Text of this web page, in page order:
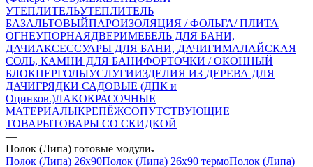
УТЕПЛИТЕЛЬУТЕПЛИТЕЛЬ
БАЗАЛЬТОВЫЙПАРОИЗОЛЯЦИЯ / ФОЛЬГА/ ПЛИТА
ОГНЕУПОРНАЯДВЕРИМЕБЕЛЬ ДЛЯ БАНИ,
ДАЧИАКСЕССУАРЫ ДЛЯ БАНИ, ДАЧИГИМАЛАЙСКАЯ
СОЛЬ, КАМНИ ДЛЯ БАНИФОРТОЧКИ / ОКОННЫЙ
БЛОКПЕРГОЛЫУСЛУГИИЗДЕЛИЯ ИЗ ДЕРЕВА ДЛЯ
ДАЧИГРЯДКИ САДОВЫЕ (ДПК и
Оцинков.)ЛАКОКРАСОЧНЫЕ
МАТЕРИАЛЫКРЕПЁЖСОПУТСТВУЮЩИЕ
ТОВАРЫТОВАРЫ СО СКИДКОЙ
—
Полок (Липа) готовые модули
Полок (Липа) 26х90Полок (Липа) 26х90 термоПолок (Липа)